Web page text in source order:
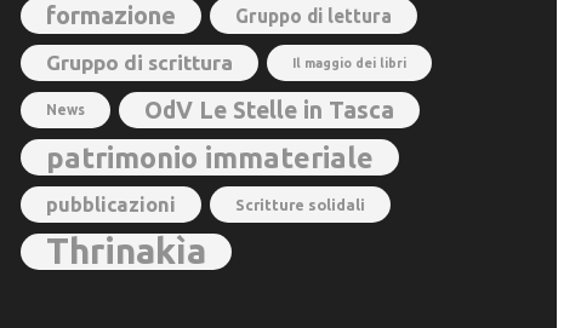
formazione Gruppo di lettura
Gruppo di scrittura Il maggio dei libri
News OdV Le Stelle in Tasca
patrimonio immateriale
pubblicazioni Scritture solidali
Thrinakìa